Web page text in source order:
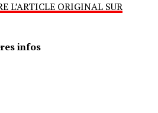
L’ARTICLE ORIGINAL SUR
infos